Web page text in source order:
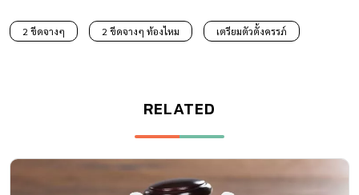
2 ขีดจางๆ 2 ขีดจางๆ ท้องไหม เตรียมตัวตั้งครรภ์
RELATED